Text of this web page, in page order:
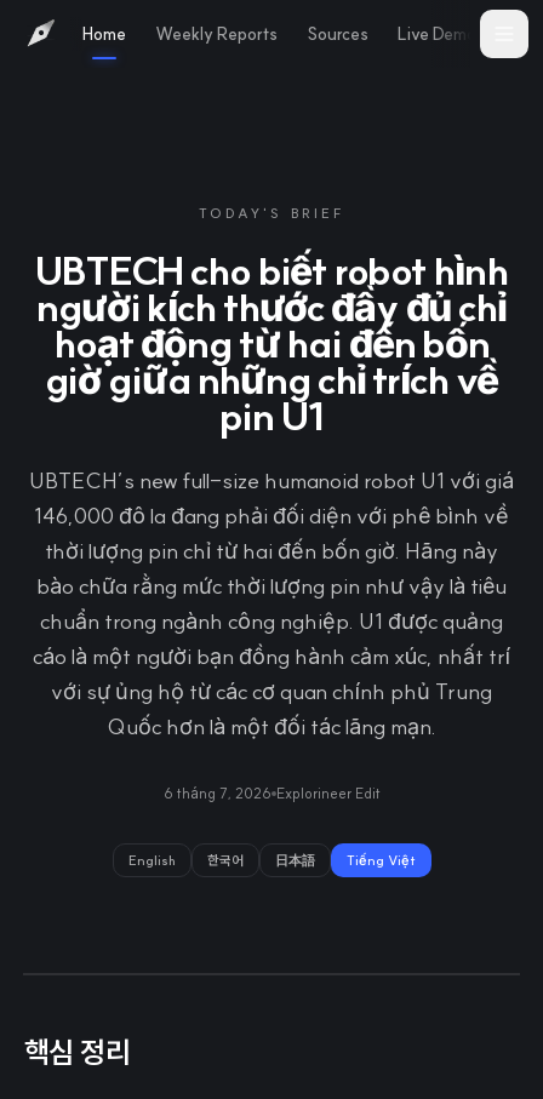
Home Weekly Reports Sources Live Demo
TODAY'S BRIEF
UBTECH cho biết robot hình
người kích thước đầy đủ chỉ
hoạt động từ hai đến bốn
giờ giữa những chỉ trích về
pin U1
UBTECH’s new full-size humanoid robot U1 với giá
146,000 đô la đang phải đối diện với phê bình về
thời lượng pin chỉ từ hai đến bốn giờ. Hãng này
bào chữa rằng mức thời lượng pin như vậy là tiêu
chuẩn trong ngành công nghiệp. U1 được quảng
cáo là một người bạn đồng hành cảm xúc, nhất trí
với sự ủng hộ từ các cơ quan chính phủ Trung
Quốc hơn là một đối tác lãng mạn.
6 tháng 7, 2026 Explorineer Edit
English 한국어 日本語 Tiếng Việt
핵심 정리